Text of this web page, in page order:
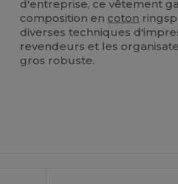
d'entreprise, ce vêtement
composition en coton
diverses techniques
revendeurs et les
gros robuste.